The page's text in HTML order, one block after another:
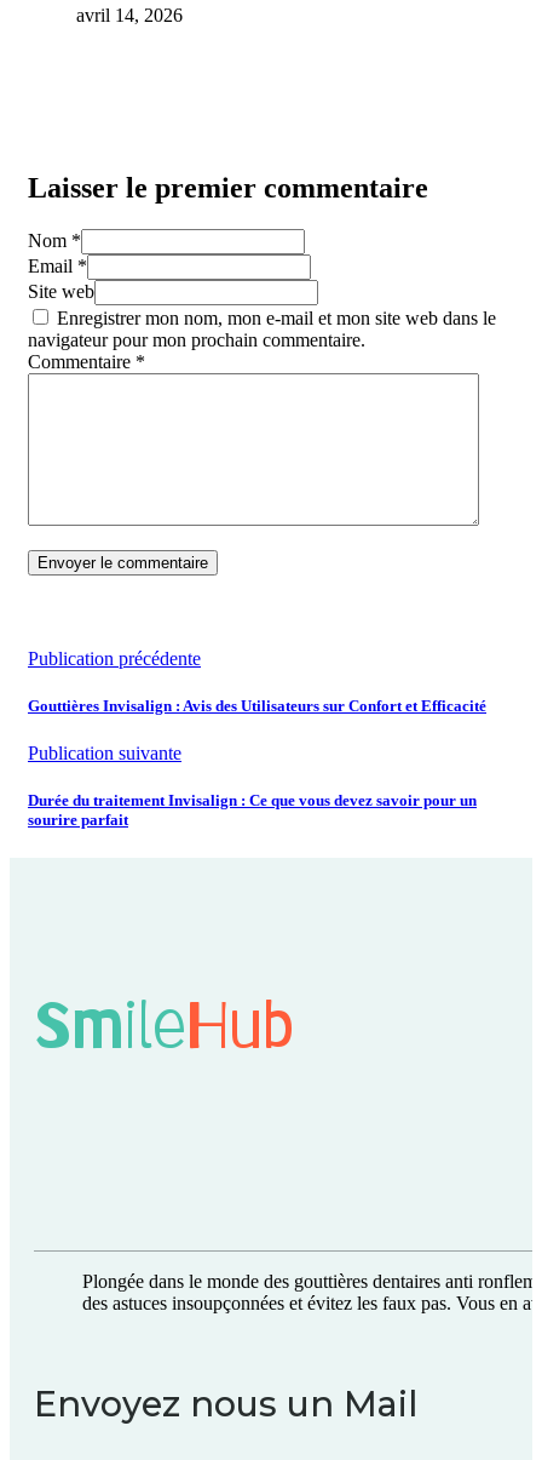
avril 14, 2026
Laisser le premier commentaire
Nom *
Email *
Site web
Enregistrer mon nom, mon e-mail et mon site web dans le
navigateur pour mon prochain commentaire.
Commentaire *
Publication précédente
Gouttières Invisalign : Avis des Utilisateurs sur Confort et Efficacité
Publication suivante
Durée du traitement Invisalign : Ce que vous devez savoir pour un
sourire parfait
SmileHub
Plongée dans le monde des gouttières dentaires anti
des astuces insoupçonnées et évitez les faux pas. Vous en
Envoyez nous un Mail